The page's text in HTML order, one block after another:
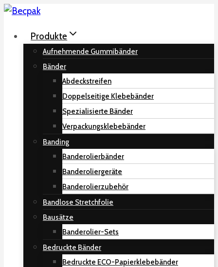
Skip
contentProdukte
Aufnehmende Gummibänder
Bänder
Abdeckstreifen
Doppelseitige Klebebänder
Spezialisierte Bänder
Verpackungsklebebänder
Banding
Banderolierbänder
Banderoliergeräte
Banderolierzubehör
Bandlose Stretchfolie
Bausätze
Banderolier-Sets
Bedruckte Bänder
Bedruckte ECO-Papierklebebänder